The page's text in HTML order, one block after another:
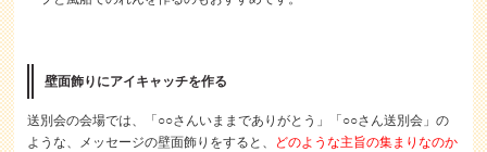
壁面飾りにアイキャッチを作る
送別会の会場では、「○○さんいままでありがとう」「○○さん送別会」の
ような、メッセージの壁面飾りをすると、
どのような主旨の集まりなのか